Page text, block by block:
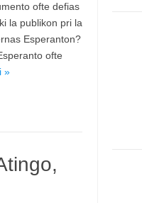
ofte defias
la publikon pri la
Esperanton?
ofte
»